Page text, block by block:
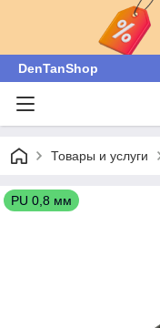
DenTanShop
Товары и услуги
PU 0,8 мм